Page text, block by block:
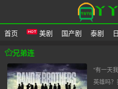
首页 美剧 国产剧 泰剧
兄弟连
“有一天
英雄吗